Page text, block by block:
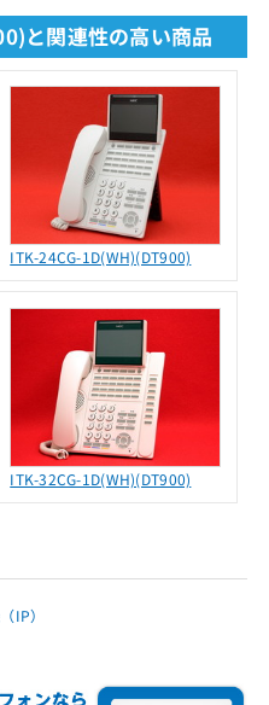
と関連性の高い商品
ITK-24CG-1D(WH)(DT900)
ITK-32CG-1D(WH)(DT900)
IP）